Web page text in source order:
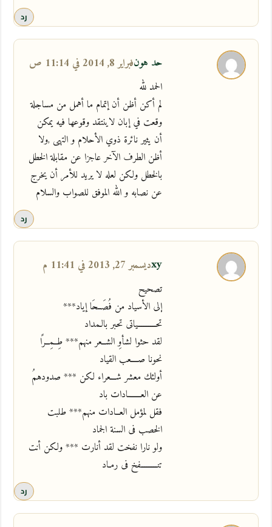
رد
حد هونفبراير 8, 2014 في 11:14 ص
الحمد لله
لم أكن أظن أن إتمام ما أهمل من مساجلة
وقعت في إبان لاينتقد وقوعها فيه يمكن
أن يثير نائرة ذوي الأحلام و التهى ,ولا
أظن الطرف الآخر عاجزا عن مقابلة الخطل
بالخطل ولكن لعله لا يريد للأمر أن يخرج
عن نصابه و الله الموفق للصواب والسلام
رد
xyديسمبر 27, 2013 في 11:41 م
تصحيح
إلى الأسياد من فُصَــحَا إياد***
تحــــــــــياتى تحبر بالـمداد
لقد حثوا لشأوِ الشــعر منهم*** طِــمِــرًا
نحونا صــــعب القياد
أولئك معشر شـــعراء لكن *** صدودهمُ
عن العـــــــادات باد
فقل لمؤمل العــادات منهم*** طلبت
الخصب فى السنة الجماد
ولو نارا نفخت لقد أنارت *** ولكن أنت
تنـــــــــفخ فى رمـاد
رد